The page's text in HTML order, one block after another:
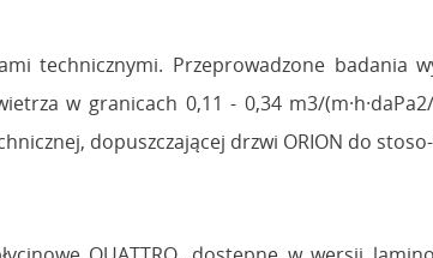
technicznymi. Przeprowadzone badania
w granicach 0,11 - 0,34 m3/
dopuszczającej drzwi ORION do